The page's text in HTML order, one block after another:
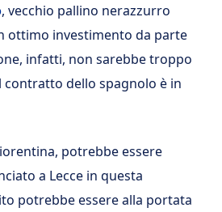
, vecchio pallino nerazzurro
ottimo investimento da parte
infatti, non sarebbe troppo
contratto dello spagnolo è in
potrebbe essere
a Lecce in questa
potrebbe essere alla portata